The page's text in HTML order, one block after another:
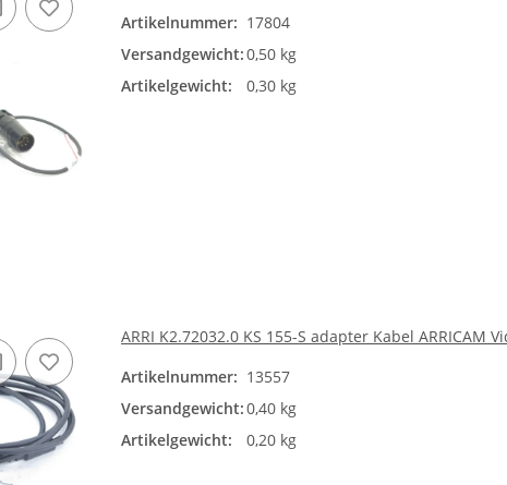
Artikelnummer: 17804
Versandgewicht:0,50 kg
Artikelgewicht:
0,30 kg
ARRI K2.72032.0 KS 155-S adapter Kabel ARRICAM
Artikelnummer: 13557
Versandgewicht:0,40 kg
Artikelgewicht:
0,20 kg